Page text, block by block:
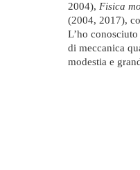
2004), Fisica
(2004, 2017),
L’ho
di meccanica
modestia e